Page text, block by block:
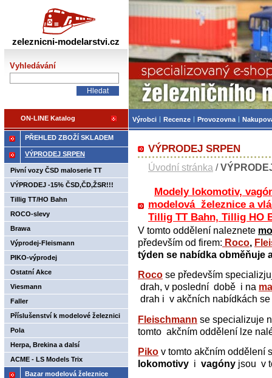
VÝPRODEJ SRPEN
Úvodní stránka /
Modely lokomotiv,
modelová železnice a
Tillig TT Bahn, Tillig HO
V tomto oddělení naleznete
především od firem: Roco,
týden se nabídka obměňuje
Roco se především
drah, v poslední době i na
drah i v akčních nabídkách
Fleischmann se specializuje
tomto akčním oddělení lze
Piko v tomto akčním oddělení
lokomotivy i vagóny jsou v
PŘEHLED ZBOŽÍ SKLADEM
VÝPRODEJ SRPEN
Pivní vozy ČSD maloserie TT
VÝPRODEJ -15% ČSD,ČD,ŽSR!!!
Tillig TT/HO Bahn
ROCO-slevy
Brawa
Výprodej-Fleismann
PIKO-výprodej
Ostatní Akce
Viesmann
Faller
Příslušenství k modelové železnici
až -30%
Pola
Herpa, Brekina a dalsí
ACME - LS Models Trix
Bazar modelová železnice
zeleznicni-modelarstvi.cz
Vyhledávání
ON-LINE Katalog
Železniční
Výrobci Recenze Provozovna